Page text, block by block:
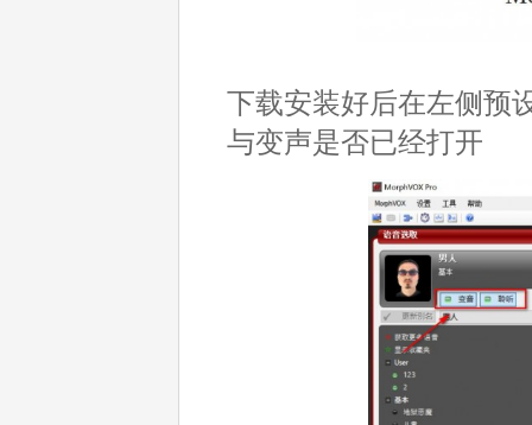
下载安装好后在左侧预
与变声是否已经打开